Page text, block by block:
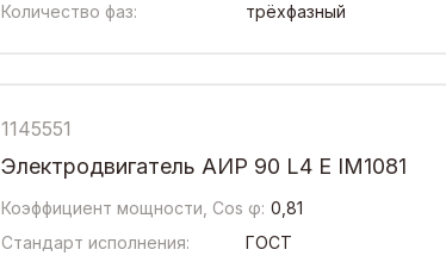
Количество фаз:
трёхфазный
1145551
Электродвигатель АИР 90 L4 Е IM1081
Коэффициент мощности, Cos φ: 0,81
Стандарт исполнения:
ГОСТ